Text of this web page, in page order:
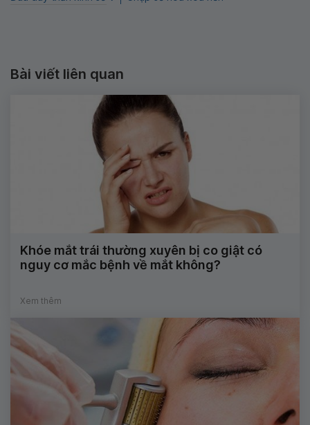
Bài viết liên quan
Khóe mắt trái thường xuyên bị co giật có
nguy cơ mắc bệnh về mắt không?
Xem thêm